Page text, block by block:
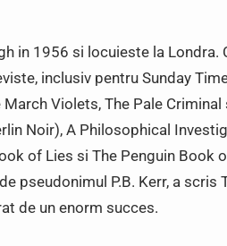
in 1956 si locuieste la Londra.
inclusiv pentru Sunday
Violets, The Pale Criminal
Noir), A Philosophical
of Lies si The Penguin Book
pseudonimul P.B. Kerr, a scris
de un enorm succes.